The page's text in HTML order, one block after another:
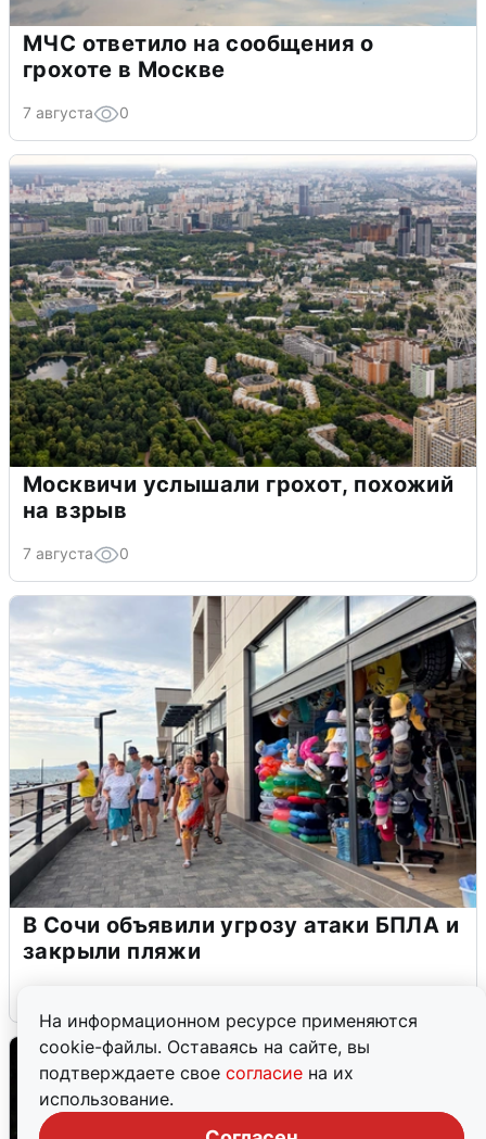
На информационном ресурсе применяются
cookie-файлы. Оставаясь на сайте, вы
подтверждаете свое согласие на их
использование.
МЧС ответило на сообщения о
грохоте в Москве
7 августа 0
Москвичи услышали грохот, похожий
на взрыв
7 августа 0
В Сочи объявили угрозу атаки БПЛА и
закрыли пляжи